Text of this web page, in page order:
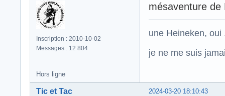
Inscription : 2010-10-02
Messages : 12 804
mésaventure de
une Heineken,
je ne me suis
Hors ligne
2024-03-20 18:10:43
Tic et Tac